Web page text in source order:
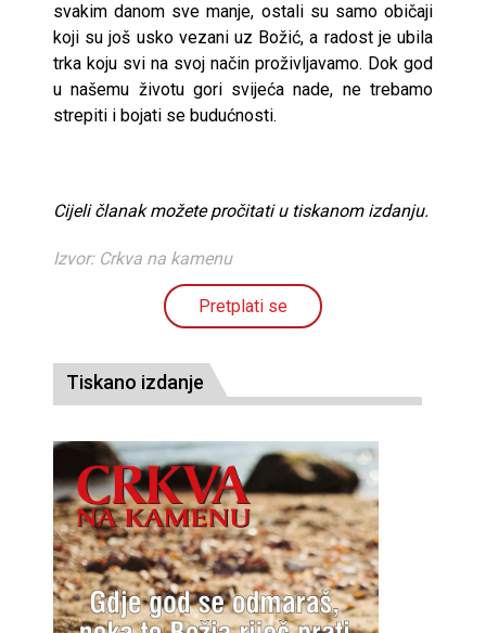
svakim danom sve manje, ostali su samo običaji
koji su još usko vezani uz Božić, a radost je ubila
trka koju svi na svoj način proživljavamo. Dok god
u našemu životu gori svijeća nade, ne trebamo
strepiti i bojati se budućnosti.
Cijeli članak možete pročitati u tiskanom izdanju.
Izvor: Crkva na kamenu
Pretplati se
Tiskano izdanje